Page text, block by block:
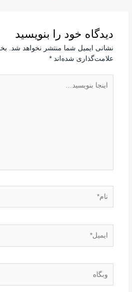
دیدگاه‌ خود را بنویسید
نشانی ایمیل شما منتشر نخواهد شد.
علامت‌گذاری شده‌اند *